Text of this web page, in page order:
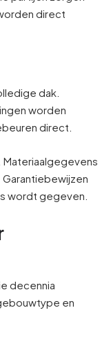
direct
dak.
worden
direct.
Materiaalgegevens
wordt gegeven.
decennia
en